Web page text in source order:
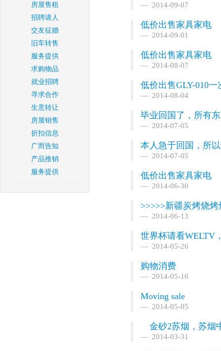
房屋售租
招聘请人
交友征婚
旧车转售
服务提供
求购物品
就业招聘
寻求合作
生意转让
房屋销售
折扣信息
广而告知
产品推销
服务提供
2014-09-07
低价出售家具家电
2014-09-01
低价出售家具家电
2014-08-07
低价出售GLY-010
2014-08-04
毕业回国了，所有
2014-07-05
本人急于回国，所
2014-07-05
低价出售家具家电
2014-06-30
>>>>>新疆炭烤烧烤
2014-06-13
世界杯请看WELTV
2014-05-26
购物消费
2014-05-16
Moving sale
2014-05-05
金砂2苏烟，苏烟
2014-03-31